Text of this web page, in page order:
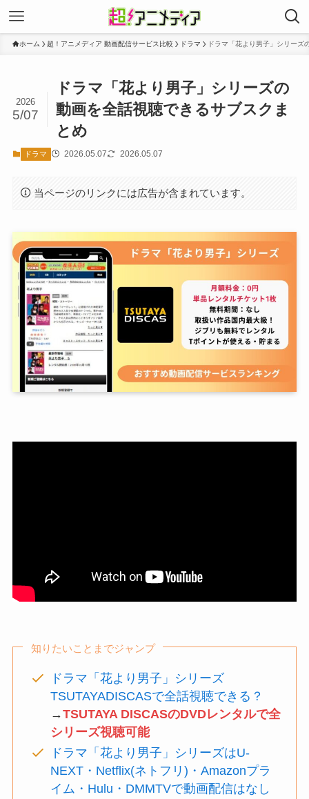
ホーム 超！アニメディア 動画配信サービス比較 ドラマ ドラマ「花より男子」シリーズ
ドラマ「花より男子」シリーズの
動画を全話視聴できるサブスクま
とめ
2026
5/07
ドラマ 2026.05.07 2026.05.07
当ページのリンクには広告が含まれています。
知りたいことまでジャンプ
ドラマ「花より男子」シリーズ
TSUTAYADISCASで全話視聴できる？
→TSUTAYA DISCASのDVDレンタルで全
シリーズ視聴可能
ドラマ「花より男子」シリーズはU-
NEXT・Netflix(ネトフリ)・Amazonプラ
イム・Hulu・DMMTVで動画配信はなし